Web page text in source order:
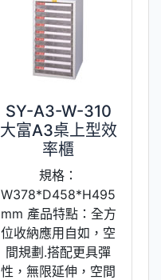
SY-A3-W-310
大富A3桌上型效
率櫃
規格：
W378*D458*H495
mm 產品特點：全方
位收納應用自如，空
間規劃.搭配更具彈
性，無限延伸，空間